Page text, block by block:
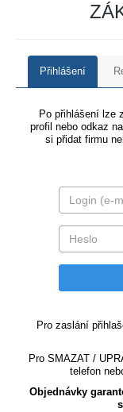
Přihlášení
Po přihlášení lze
profil nebo odkaz
si přidat firmu
Pro zaslání
Pro SMAZAT /
telefon
Objednávky